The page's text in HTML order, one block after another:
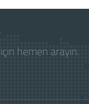
hemen arayın.